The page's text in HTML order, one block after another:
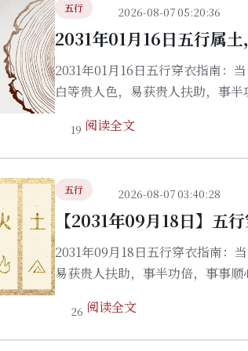
五行 2026-08-07 05:20:36
2031年01月16日五行属
2031年01月16日五行穿衣指南：
白等贵人色，易获贵人扶助，事半
19 阅读全文
五行 2026-08-07 03:40:28
【2031年09月18日】五
2031年09月18日五行穿衣指南：
易获贵人扶助，事半功倍，事事顺
26 阅读全文